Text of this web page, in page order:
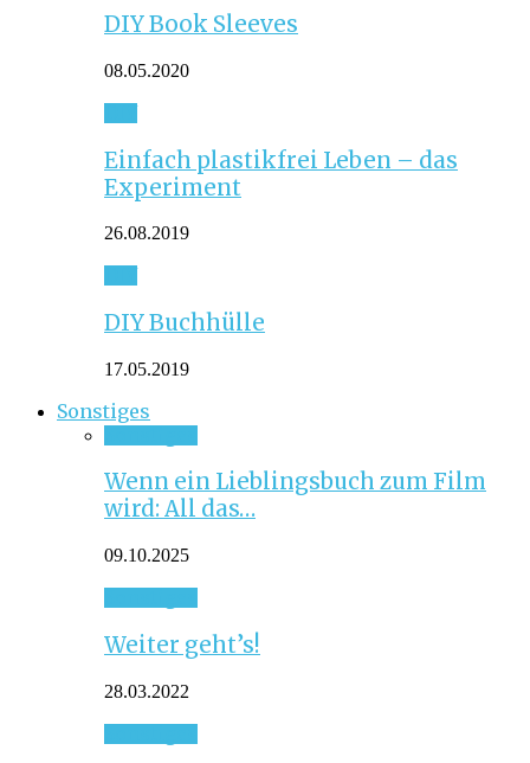
DIY Book Sleeves
08.05.2020
Einfach plastikfrei Leben – das
Experiment
26.08.2019
DIY Buchhülle
17.05.2019
Sonstiges
Wenn ein Lieblingsbuch zum Film
wird: All das…
09.10.2025
Weiter geht’s!
28.03.2022